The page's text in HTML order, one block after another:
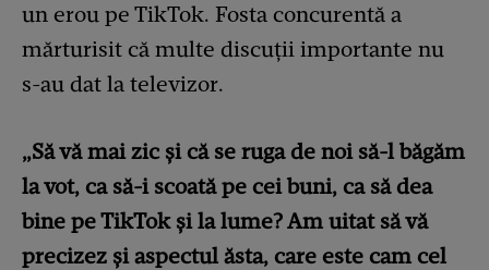
un erou pe TikTok. Fosta concurentă a
mărturisit că multe discuții importante nu
s-au dat la televizor.
„Să vă mai zic și că se ruga de noi să-l băgăm
la vot, ca să-i scoată pe cei buni, ca să dea
bine pe TikTok și la lume? Am uitat să vă
precizez și aspectul ăsta, care este cam cel